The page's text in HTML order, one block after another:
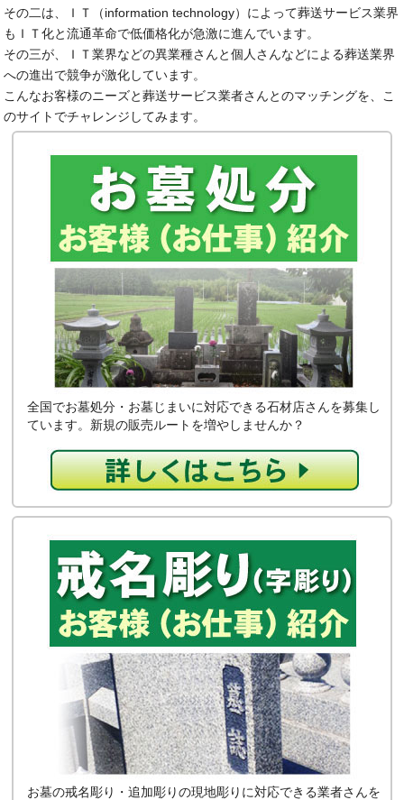
その二は、ＩＴ（information technology）によって葬送サービス業界
もＩＴ化と流通革命で低価格化が急激に進んでいます。
その三が、ＩＴ業界などの異業種さんと個人さんなどによる葬送業界
への進出で競争が激化しています。
こんなお客様のニーズと葬送サービス業者さんとのマッチングを、こ
のサイトでチャレンジしてみます。
全国でお墓処分・お墓じまいに対応できる石材店さんを募集し
ています。新規の販売ルートを増やしませんか？
お墓の戒名彫り・追加彫りの現地彫りに対応できる業者さんを